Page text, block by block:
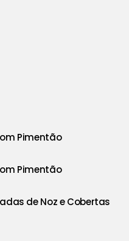
Pimentão
Pimentão
de Noz e Cobertas